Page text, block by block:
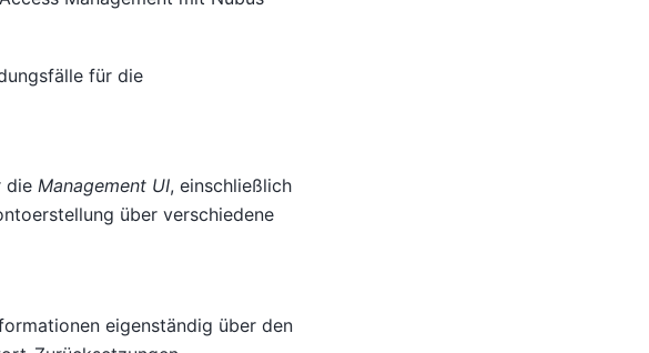
für die
die Management UI, einschließlich
über verschiedene
eigenständig über den